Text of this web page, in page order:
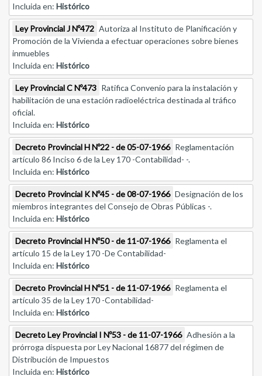
Incluida en: Histórico
Ley Provincial J Nº472 Autoriza al Instituto de Planificación y
Promoción de la Vivienda a efectuar operaciones sobre bienes
inmuebles
Incluida en: Histórico
Ley Provincial C Nº473 Ratifica Convenio para la instalación y
habilitación de una estación radioeléctrica destinada al tráfico
oficial.
Incluida en: Histórico
Decreto Provincial H Nº22 - de 05-07-1966 Reglamentación
artículo 86 Inciso 6 de la Ley 170 -Contabilidad- -.
Incluida en: Histórico
Decreto Provincial K Nº45 - de 08-07-1966 Designación de los
miembros integrantes del Consejo de Obras Públicas -.
Incluida en: Histórico
Decreto Provincial H Nº50 - de 11-07-1966 Reglamenta el
artículo 15 de la Ley 170 -De Contabilidad-
Incluida en: Histórico
Decreto Provincial H Nº51 - de 11-07-1966 Reglamenta el
artículo 35 de la Ley 170 -Contabilidad-
Incluida en: Histórico
Decreto Ley Provincial I Nº53 - de 11-07-1966 Adhesión a la
prórroga dispuesta por Ley Nacional 16877 del régimen de
Distribución de Impuestos
Incluida en: Histórico